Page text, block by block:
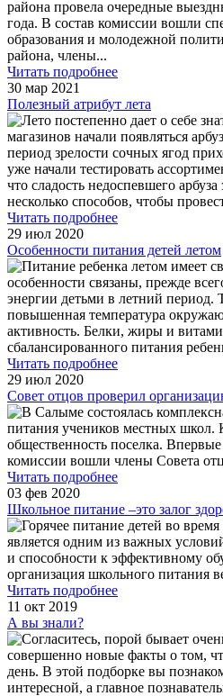
района провела очередные
года. В состав комиссии вошли
образования и молодежной
района, члены...
Читать подробнее
30 мар 2021
Полезный атрибут лета
Лето постепенно дает о себе
магазинов начали появляться
период зрелости сочных ягод
уже начали тестировать
что сладость недоспевшего
несколько способов, чтобы
Читать подробнее
29 июл 2020
Особенности питания детей летом
Питание ребенка летом имеет
особенности связаны, прежде
энергии детьми в летний период.
повышенная температура
активность. Белки, жиры и
сбалансированного питания
Читать подробнее
29 июл 2020
Совет отцов проверил
В Салыме состоялась
питания учеников местных школ.
общественность поселка.
комиссии вошли члены Совета
Читать подробнее
03 фев 2020
Школьное питание –это залог
Горячее питание детей во
является одним из важных
и способности к эффективному
организация школьного питания
Читать подробнее
11 окт 2019
А вы знали?
Согласитесь, порой бывает
совершенно новые факты о том,
день. В этой подборке вы
интересной, а главное